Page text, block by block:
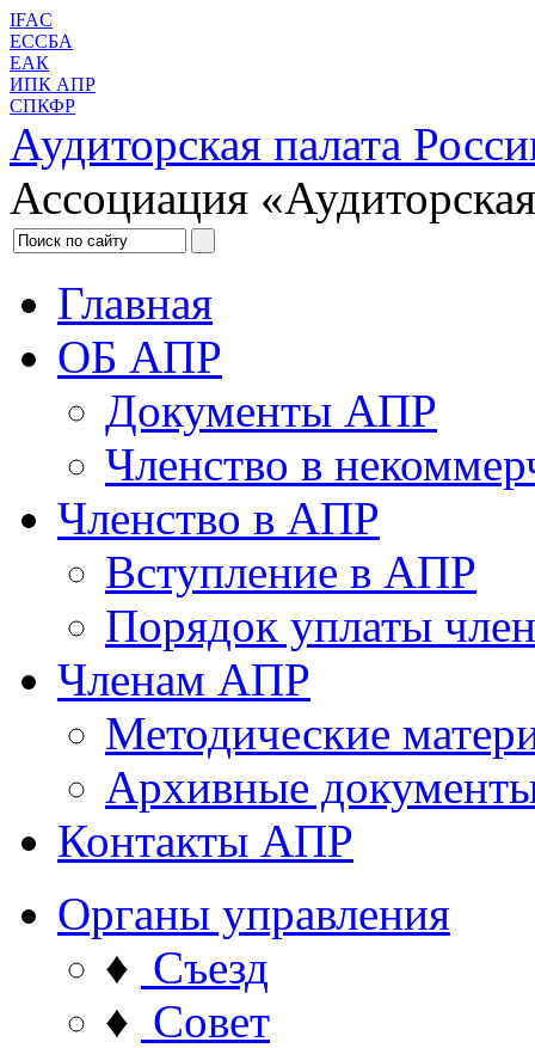
IFAC
ЕССБА
ЕАК
ИПК АПР
СПКФР
Аудиторская палата
Ассоциация
Главная
ОБ АПР
Документы АПР
Членство в
Членство в АПР
Вступление в АПР
Порядок уплаты
Членам АПР
Методические
Архивные
Контакты АПР
Органы управления
♦ Съезд
♦ Совет